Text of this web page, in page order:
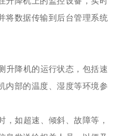
将数据传输到后台管理系统
升降机的运行状态，包括速
内部的温度、湿度等环境参
，如超速、倾斜、故障等，